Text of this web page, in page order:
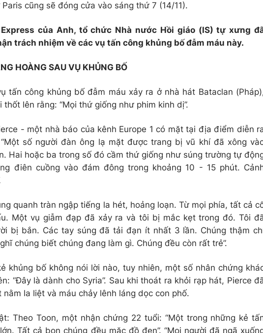
cũng sẽ đóng cửa vào sáng thứ 7 (14/11).
của Anh, tổ chức Nhà nước Hồi giáo (IS) tự xưng
trách nhiệm về các vụ tấn công khủng bố đẫm máu này.
HOÀNG SAU VỤ KHỦNG BỐ
tấn công khủng bố đẫm máu xảy ra ở nhà hát Bataclan
lên rằng: “Mọi thứ giống như phim kinh dị”.
- một nhà báo của kênh Europe 1 có mặt tại địa điểm diễn
số người đàn ông lạ mặt được trang bị vũ khí đã xông
Hai hoặc ba trong số đó cầm thứ giống như súng trường tự
điên cuồng vào đám đông trong khoảng 10 - 15 phút.
quanh tràn ngập tiếng la hét, hoảng loạn. Từ mọi phía, tất cả
Một vụ giẫm đạp đã xảy ra và tôi bị mắc kẹt trong đó. Tôi
bị bắn. Các tay súng đã tải đạn ít nhất 3 lần. Chúng thậm
chúng biết chúng đang làm gì. Chúng đều còn rất trẻ”.
khủng bố không nói lời nào, tuy nhiên, một số nhân chứng
“Đây là dành cho Syria”. Sau khi thoát ra khỏi rạp hát, Pierce
la liệt và máu chảy lênh láng dọc con phố.
Theo Toon, một nhận chứng 22 tuổi: “Một trong những kẻ
Tất cả bọn chúng đều mặc đồ đen”. “Mọi người đã ngã